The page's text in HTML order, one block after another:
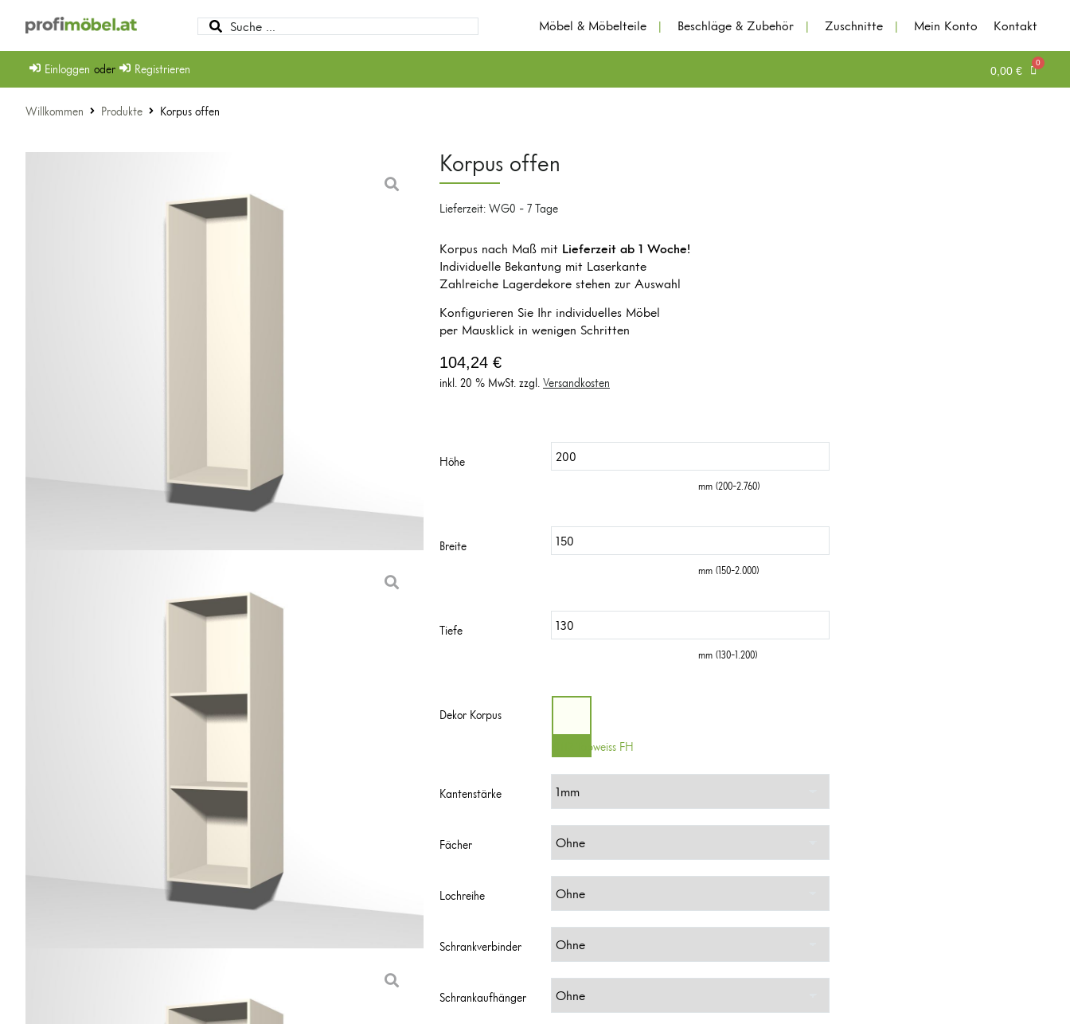
Möbel & Möbelteile Beschläge & Zubehör Zuschnitte Mein Konto Kontakt
Einloggen oder Registrieren 0,00 €
Willkommen Produkte Korpus offen
Korpus offen
Lieferzeit: WG0 - 7 Tage
Korpus nach Maß mit Lieferzeit ab 1 Woche!
Individuelle Bekantung mit Laserkante
Zahlreiche Lagerdekore stehen zur Auswahl
Konfigurieren Sie Ihr individuelles Möbel
per Mausklick in wenigen Schritten
104,24 €
inkl. 20 % MwSt. zzgl. Versandkosten
Höhe
mm (200-2.760)
Breite
mm (150-2.000)
Tiefe
mm (130-1.200)
Dekor Korpus
0112 Topweiss FH
Kantenstärke
Fächer
Lochreihe
Schrankverbinder
Schrankaufhänger